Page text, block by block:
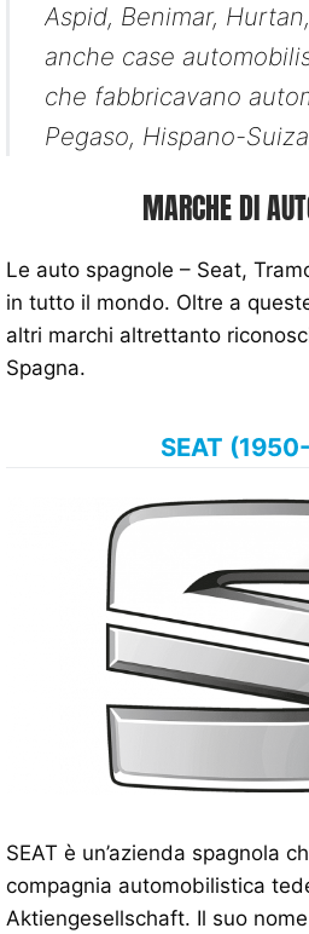
Aspid, Benimar,
anche case
che fabbricavano
Pegaso, Hispano-
MARCHE DI
Le auto spagnole – Seat,
in tutto il mondo. Oltre a
altri marchi altrettanto
Spagna.
SEAT
SEAT è un’azienda spagnola
compagnia automobilistica
Aktiengesellschaft. Il suo